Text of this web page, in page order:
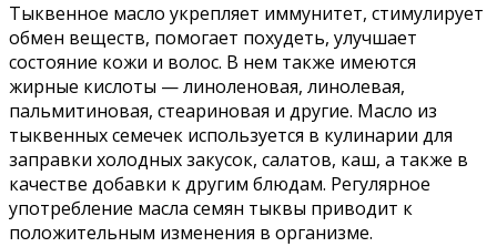
Тыквенное масло укрепляет иммунитет, стимулирует
обмен веществ, помогает похудеть, улучшает
состояние кожи и волос. В нем также имеются
жирные кислоты — линоленовая, линолевая,
пальмитиновая, стеариновая и другие. Масло из
тыквенных семечек используется в кулинарии для
заправки холодных закусок, салатов, каш, а также в
качестве добавки к другим блюдам. Регулярное
употребление масла семян тыквы приводит к
положительным изменения в организме.